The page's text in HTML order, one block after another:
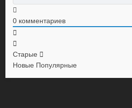
0 комментариев
Старые
Новые Популярные